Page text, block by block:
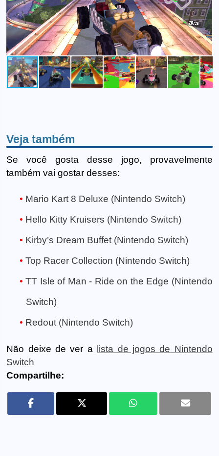
Veja também
Se você gosta desse jogo, provavelmente
também vai gostar desses:
Mario Kart 8 Deluxe (Nintendo Switch)
Hello Kitty Kruisers (Nintendo Switch)
Kirby’s Dream Buffet (Nintendo Switch)
Top Racer Collection (Nintendo Switch)
TT Isle of Man - Ride on the Edge (Nintendo
Switch)
Redout (Nintendo Switch)
Não deixe de ver a
lista de jogos de Nintendo
Switch
Compartilhe: